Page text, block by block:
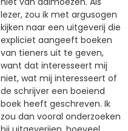
lezer, zou ik met argusogen
kijken naar een uitgeverij die
expliciet aangeeft boeken
van tieners uit te geven,
want dat interesseert mij
niet, wat mij interesseert of
de schrijver een boeiend
boek heeft geschreven. Ik
zou dan vooral onderzoeken